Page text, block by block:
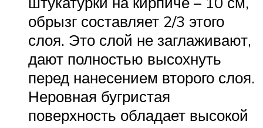
обрызг составляет 2/3 этого
слоя. Это слой не заглаживают,
дают полностью высохнуть
перед нанесением второго слоя.
Неровная бугристая
поверхность обладает высокой